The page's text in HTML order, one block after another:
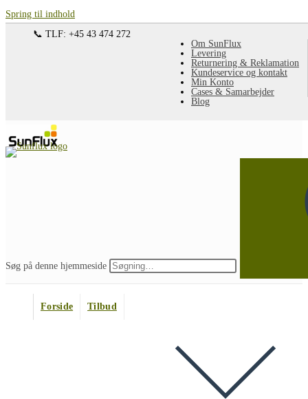
Spring til indhold
Om SunFlux
Levering
Returnering & Reklamation
Kundeservice og kontakt
Min Konto
Cases & Samarbejder
Blog
📞 TLF: +45 43 474 272
Søg på denne hjemmeside
Forside Tilbud